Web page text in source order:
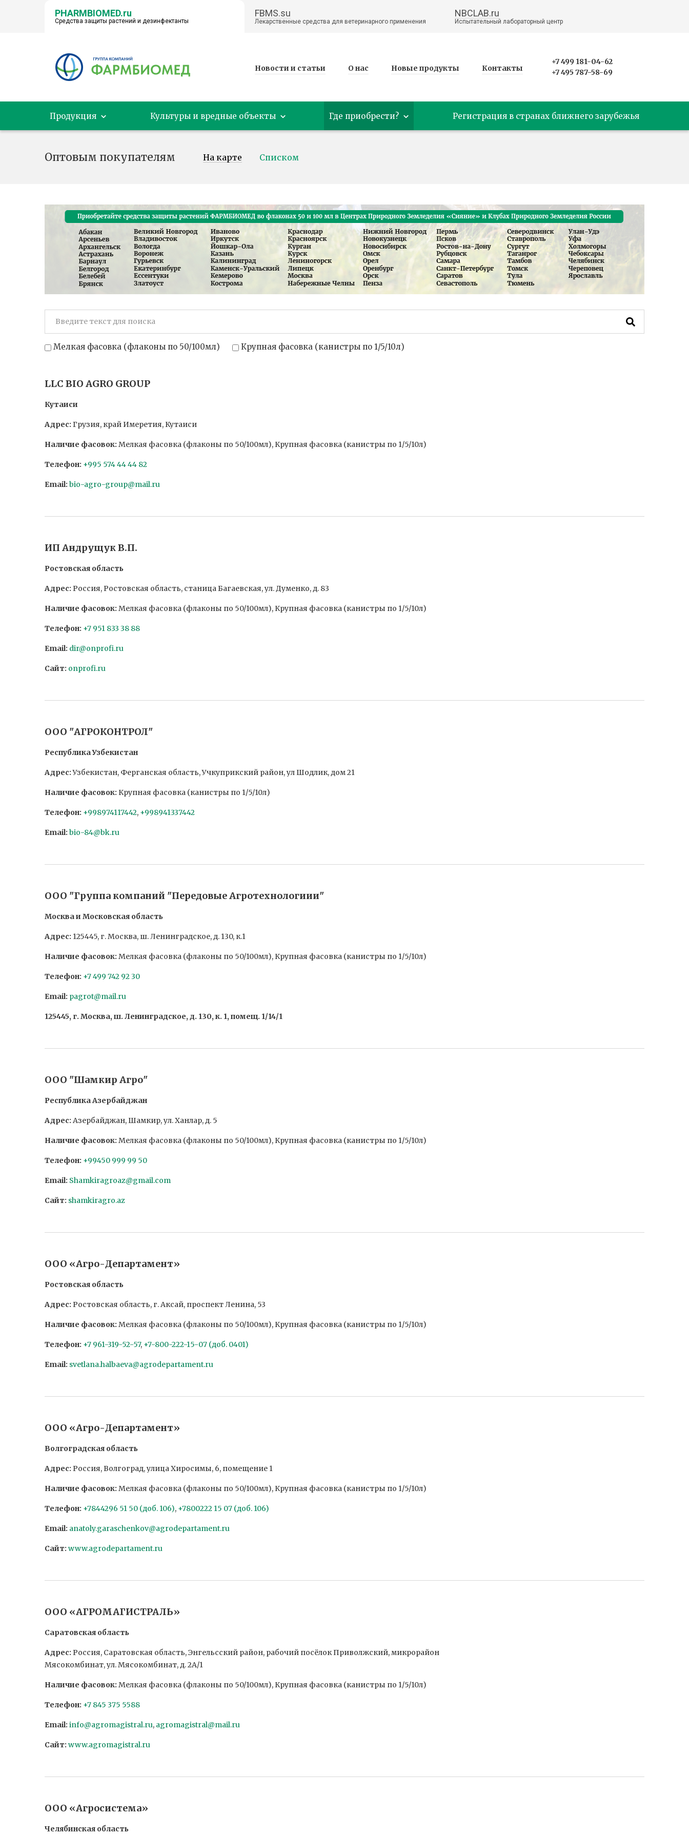
PHARMBIOMED.ru
Средства защиты растений и дезинфектанты
FBMS.su
Лекарственные средства для ветеринарного применения
NBCLAB.ru
Испытательный лабораторный центр
← НА ГЛАВНУЮ Новости и статьи О нас Новые продукты Контакты
+7 499 181-04-62
+7 495 787-58-69
Продукция Культуры и вредные объекты Где приобрести? Регистрация в странах ближнего зарубежья
Оптовым покупателям На карте Списком
Мелкая фасовка (флаконы по 50/100мл) Крупная фасовка (канистры по 1/5/10л)
LLC BIO AGRO GROUP
Кутаиси
Адрес: Грузия, край Имеретия, Кутаиси
Наличие фасовок: Мелкая фасовка (флаконы по 50/100мл), Крупная фасовка (канистры по 1/5/10л)
Телефон: +995 574 44 44 82
Email: bio-agro-group@mail.ru
ИП Андрущук В.П.
Ростовская область
Адрес: Россия, Ростовская область, станица Багаевская, ул. Думенко, д. 83
Наличие фасовок: Мелкая фасовка (флаконы по 50/100мл), Крупная фасовка (канистры по 1/5/10л)
Телефон: +7 951 833 38 88
Email: dir@onprofi.ru
Сайт: onprofi.ru
ООО "АГРОКОНТРОЛ"
Республика Узбекистан
Адрес:Узбекистан, Ферганская область, Учкуприкский район, ул Шодлик, дом 21
Наличие фасовок: Крупная фасовка (канистры по 1/5/10л)
Телефон: +998974117442, +998941337442
Email: bio-84@bk.ru
ООО "Группа компаний "Передовые Агротехнологиии"
Москва и Московская область
Адрес: 125445, г. Москва, ш. Ленинградское, д. 130, к.1
Наличие фасовок: Мелкая фасовка (флаконы по 50/100мл), Крупная фасовка (канистры по 1/5/10л)
Телефон: +7 499 742 92 30
Email: pagrot@mail.ru
125445, г. Москва, ш. Ленинградское, д. 130, к. 1, помещ. 1/14/1
ООО "Шамкир Агро"
Республика Азербайджан
Адрес: Азербайджан, Шамкир, ул. Ханлар, д. 5
Наличие фасовок: Мелкая фасовка (флаконы по 50/100мл), Крупная фасовка (канистры по 1/5/10л)
Телефон: +99450 999 99 50
Email: Shamkiragroaz@gmail.com
Сайт: shamkiragro.az
ООО «Агро-Департамент»
Ростовская область
Адрес: Ростовская область, г. Аксай, проспект Ленина, 53
Наличие фасовок: Мелкая фасовка (флаконы по 50/100мл), Крупная фасовка (канистры по 1/5/10л)
Телефон: +7 961-319-52-57, +7-800-222-15-07 (доб. 0401)
Email: svetlana.halbaeva@agrodepartament.ru
ООО «Агро-Департамент»
Волгоградская область
Адрес: Россия, Волгоград, улица Хиросимы, 6, помещение 1
Наличие фасовок: Мелкая фасовка (флаконы по 50/100мл), Крупная фасовка (канистры по 1/5/10л)
Телефон: +7844296 51 50 (доб. 106), +7800222 15 07 (доб. 106)
Email: anatoly.garaschenkov@agrodepartament.ru
Сайт: www.agrodepartament.ru
ООО «АГРОМАГИСТРАЛЬ»
Саратовская область
Адрес: Россия, Саратовская область, Энгельсский район, рабочий посёлок Приволжский, микрорайон
Мясокомбинат, ул. Мясокомбинат, д. 2А/1
Наличие фасовок: Мелкая фасовка (флаконы по 50/100мл), Крупная фасовка (канистры по 1/5/10л)
Телефон: +7 845 375 5588
Email: info@agromagistral.ru, agromagistral@mail.ru
Сайт: www.agromagistral.ru
ООО «Агросистема»
Челябинская область